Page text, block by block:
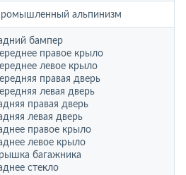
альпинизм
бампер
правое крыло
левое крыло
правая дверь
левая дверь
правая дверь
левая дверь
правое крыло
левое крыло
багажника
стекло